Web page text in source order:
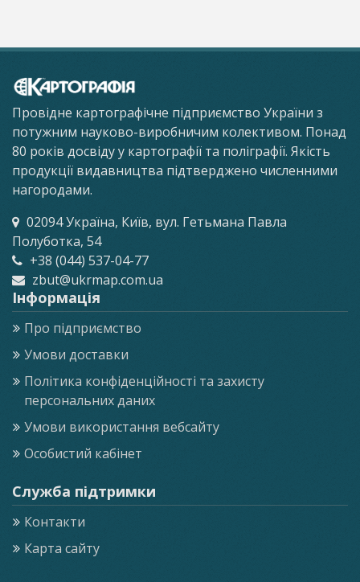
Провідне картографічне підприємство України з
потужним науково-виробничим колективом. Понад
80 років досвіду у картографії та поліграфії. Якість
продукції видавництва підтверджено численними
нагородами.
02094 Україна, Київ, вул. Гетьмана Павла
Полуботка, 54
+38 (044) 537-04-77
zbut@ukrmap.com.ua
Інформація
Про підприємство
Умови доставки
Політика конфіденційності та захисту
персональних даних
Умови використання вебсайту
Особистий кабінет
Служба підтримки
Контакти
Карта сайту